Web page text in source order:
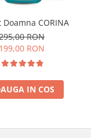
Doamna CORINA
RON
199,00 RON
IN COS